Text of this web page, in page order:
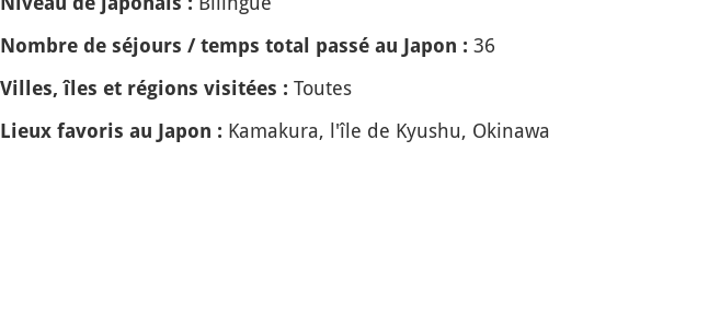
Nombre de séjours / temps total passé au Japon : 36
Villes, îles et régions visitées : Toutes
Lieux favoris au Japon : Kamakura, l'île de Kyushu, Okinawa